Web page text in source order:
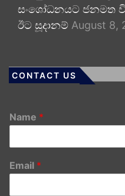
සංශෝධනයට ජනමත
ඊට සූදානම් August 8,
CONTACT US
Name *
Email *